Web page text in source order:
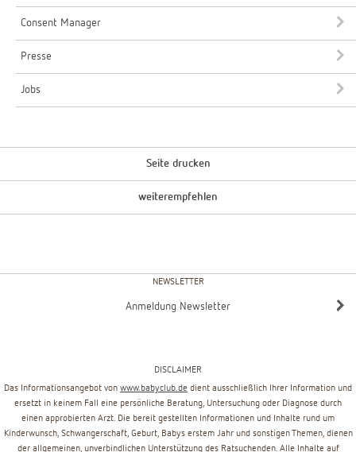
Consent Manager
Presse
Jobs
Seite drucken
weiterempfehlen
NEWSLETTER
Anmeldung Newsletter
DISCLAIMER
Das Informationsangebot von www.babyclub.de dient ausschließlich Ihrer Information und
ersetzt in keinem Fall eine persönliche Beratung, Untersuchung oder Diagnose durch
einen approbierten Arzt. Die bereit gestellten Informationen und Inhalte rund um
Kinderwunsch, Schwangerschaft, Geburt, Babys erstem Jahr und sonstigen Themen, dienen
der allgemeinen, unverbindlichen Unterstützung des Ratsuchenden. Alle Inhalte auf